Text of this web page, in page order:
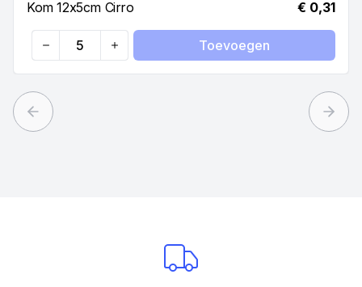
Kom 12x5cm Cirro € 0,31
Quantity
Toevoegen
Previous slide Next